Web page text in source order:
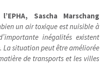
Sascha Marschang
un air toxique est nuisible à
inégalités existent
La situation peut être améliorée
de transports et les villes